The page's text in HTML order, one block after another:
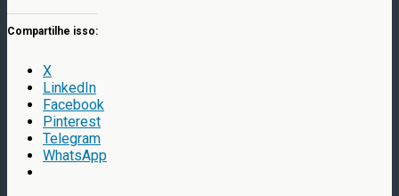
Compartilhe isso:
X
LinkedIn
Facebook
Pinterest
Telegram
WhatsApp